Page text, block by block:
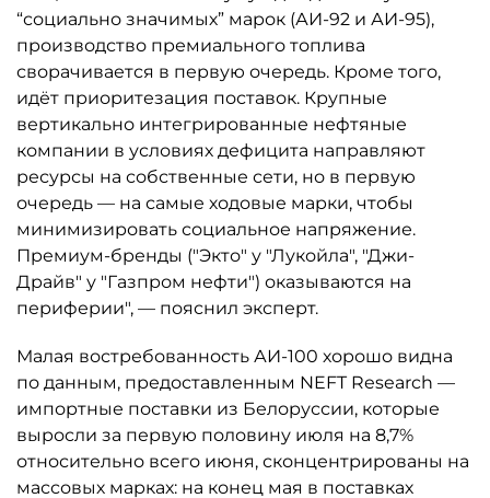
“социально значимых” марок (АИ-92 и АИ-95),
производство премиального топлива
сворачивается в первую очередь. Кроме того,
идёт приоритезация поставок. Крупные
вертикально интегрированные нефтяные
компании в условиях дефицита направляют
ресурсы на собственные сети, но в первую
очередь — на самые ходовые марки, чтобы
минимизировать социальное напряжение.
Премиум-бренды ("Экто" у "Лукойла", "Джи-
Драйв" у "Газпром нефти") оказываются на
периферии", — пояснил эксперт.
Малая востребованность АИ-100 хорошо видна
по данным, предоставленным NEFT Research —
импортные поставки из Белоруссии, которые
выросли за первую половину июля на 8,7%
относительно всего июня, сконцентрированы на
массовых марках: на конец мая в поставках